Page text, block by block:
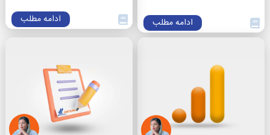
ادامه مطلب ادامه مطلب